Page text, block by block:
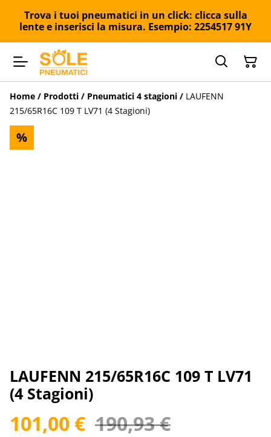
Trova i tuoi pneumatici in un click: clicca sulla
lente e inserisci la misura. Esempio: 2254517 91Y
Home / Prodotti / Pneumatici 4 stagioni / LAUFENN
215/65R16C 109 T LV71 (4 Stagioni)
%
LAUFENN 215/65R16C 109 T LV71
(4 Stagioni)
101,00 € 190,93 €